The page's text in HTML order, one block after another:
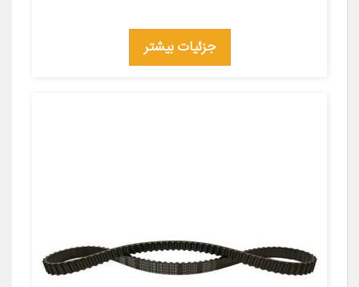
جزئیات بیشتر